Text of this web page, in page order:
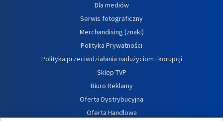
Dla mediów
Serwis fotograficzny
Merchandising (znaki)
Polityka Prywatności
Polityka przeciwdziałania nadużyciom i korupcji
Sklep TVP
Biuro Reklamy
Oferta Dystrybucyjna
Oferta Handlowa